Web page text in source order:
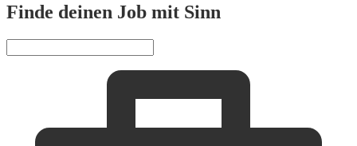
Finde deinen Job mit Sinn